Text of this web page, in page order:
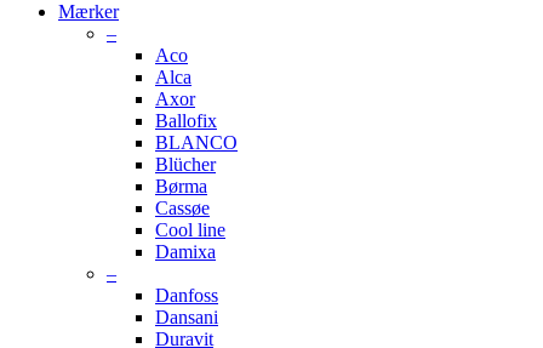
Mærker
–
Aco
Alca
Axor
Ballofix
BLANCO
Blücher
Børma
Cassøe
Cool line
Damixa
–
Danfoss
Dansani
Duravit